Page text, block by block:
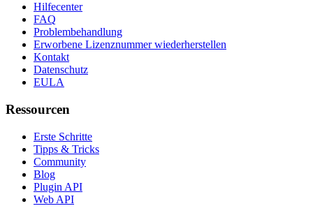
Hilfecenter
FAQ
Problembehandlung
Erworbene Lizenznummer wiederherstellen
Kontakt
Datenschutz
EULA
Ressourcen
Erste Schritte
Tipps & Tricks
Community
Blog
Plugin API
Web API